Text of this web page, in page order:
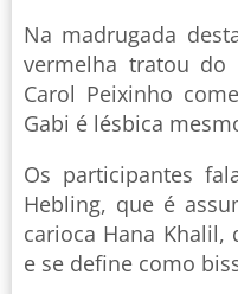
Na madrugada
vermelha tratou do
Carol Peixinho
Gabi é lésbica
Os participantes
Hebling, que é
carioca Hana
e se define como